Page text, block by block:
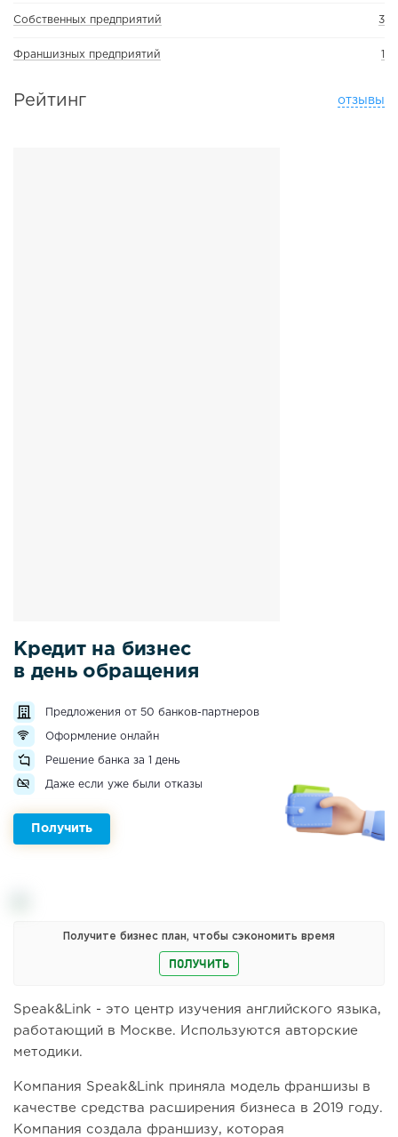
Собственных предприятий 3
Франшизных предприятий 1
Рейтинг отзывы
Кредит на бизнес
в день обращения
Предложения от 50 банков-партнеров
Оформление онлайн
Решение банка за 1 день
Даже если уже были отказы
Получить
Получите бизнес план, чтобы сэкономить время
ПОЛУЧИТЬ
Speak&Link - это центр изучения английского языка,
работающий в Москве. Используются авторские
методики.
Компания Speak&Link приняла модель франшизы в
качестве средства расширения бизнеса в 2019 году.
Компания создала франшизу, которая